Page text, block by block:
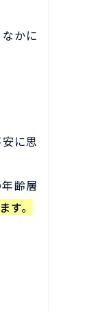
かに
に思
齢層
。